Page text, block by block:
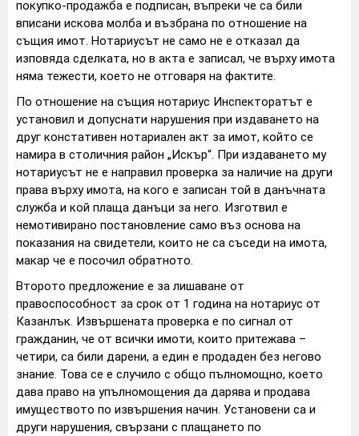
покупко-продажба е подписан, въпреки че са били
вписани искова молба и възбрана по отношение на
същия имот. Нотариусът не само не е отказал да
изповяда сделката, но в акта е записал, че върху имота
няма тежести, което не отговаря на фактите.
По отношение на същия нотариус Инспекторатът е
установил и допуснати нарушения при издаването на
друг констативен нотариален акт за имот, който се
намира в столичния район „Искър“. При издаването му
нотариусът не е направил проверка за наличие на други
права върху имота, на кого е записан той в данъчната
служба и кой плаща данъци за него. Изготвил е
немотивирано постановление само въз основа на
показания на свидетели, които не са съседи на имота,
макар че е посочил обратното.
Второто предложение е за лишаване от
правоспособност за срок от 1 година на нотариус от
Казанлък. Извършената проверка е по сигнал от
гражданин, че от всички имоти, които притежава –
четири, са били дарени, а един е продаден без негово
знание. Това се е случило с общо пълномощно, което
дава право на упълномощения да дарява и продава
имуществото по извършения начин. Установени са и
други нарушения, свързани с плащането по